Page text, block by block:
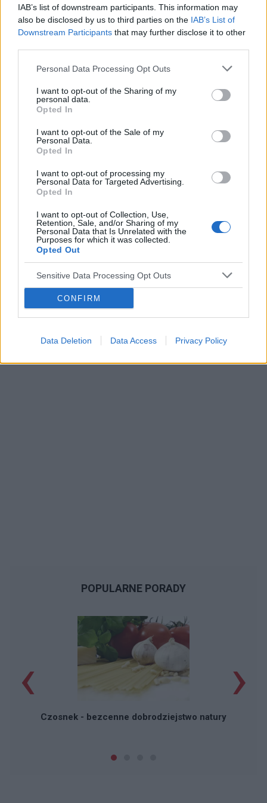
IAB’s list of downstream participants. This information may
also be disclosed by us to third parties on the IAB’s List of
Downstream Participants that may further disclose it to other
Personal Data Processing Opt Outs
I want to opt-out of the Sharing of my
personal data.
Opted In
I want to opt-out of the Sale of my
Personal Data.
Opted In
I want to opt-out of processing my
Personal Data for Targeted Advertising.
Opted In
I want to opt-out of Collection, Use,
Retention, Sale, and/or Sharing of my
Personal Data that Is Unrelated with the
Purposes for which it was collected.
Opted Out
Sensitive Data Processing Opt Outs
CONFIRM
Data Deletion Data Access Privacy Policy
krwi. Jak prawidłowo to robić, jakie są
‹ ›
Reklama:
POPULARNE PORADY
Czosnek - bezcenne dobrodziejstwo natury
‹ ›